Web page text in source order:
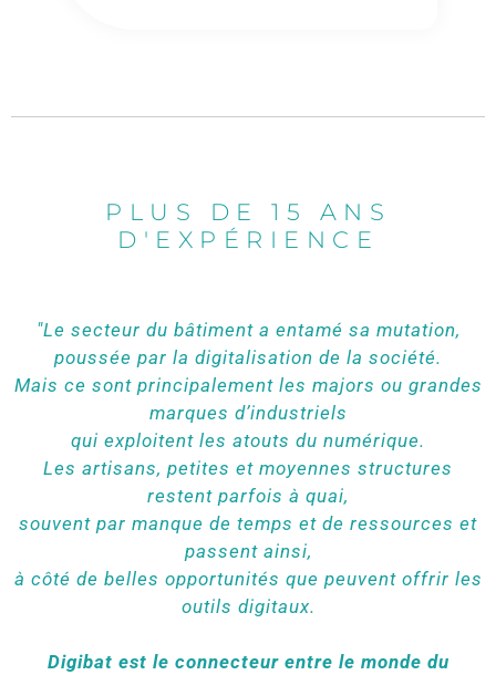
PLUS DE 15 ANS
D'EXPÉRIENCE
"Le secteur du bâtiment a entamé sa mutation,
poussée par la digitalisation de la société.
Mais ce sont principalement les majors ou grandes
marques d’industriels
qui exploitent les atouts du numérique.
Les artisans, petites et moyennes structures
restent parfois à quai,
souvent par manque de temps et de ressources et
passent ainsi,
à côté de belles opportunités que peuvent offrir les
outils digitaux.
Digibat est le connecteur entre le monde du